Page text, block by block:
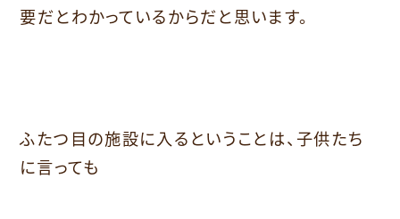
要だとわかっているからだと思います。
ふたつ目の施設に入るということは、子供たち
に言っても